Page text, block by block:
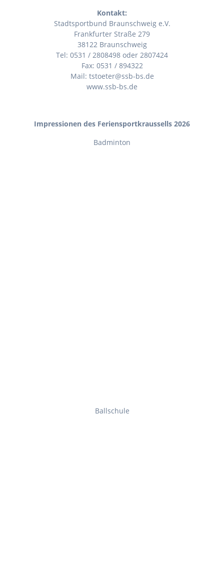
Kontakt:
Stadtsportbund Braunschweig e.V.
Frankfurter Straße 279
38122 Braunschweig
Tel: 0531 / 2808498 oder 2807424
Fax: 0531 / 894322
Mail: tstoeter@ssb-bs.de
www.ssb-bs.de
Impressionen des Feriensportkraussells 2026
Badminton
Ballschule